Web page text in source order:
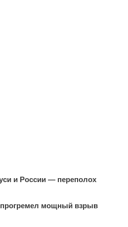
и России — переполох
мощный взрыв